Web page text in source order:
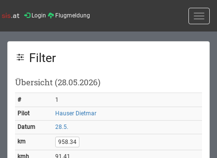
Login Flugmeldung
Toggle
Filter
Übersicht (28.05.2026)
1
Hauser Dietmar
28.5.
958.34
91.41